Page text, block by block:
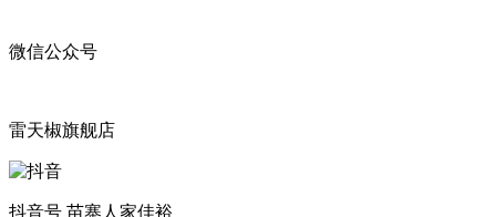
微信公众号
雷天椒旗舰店
抖音号 苗寨人家佳裕